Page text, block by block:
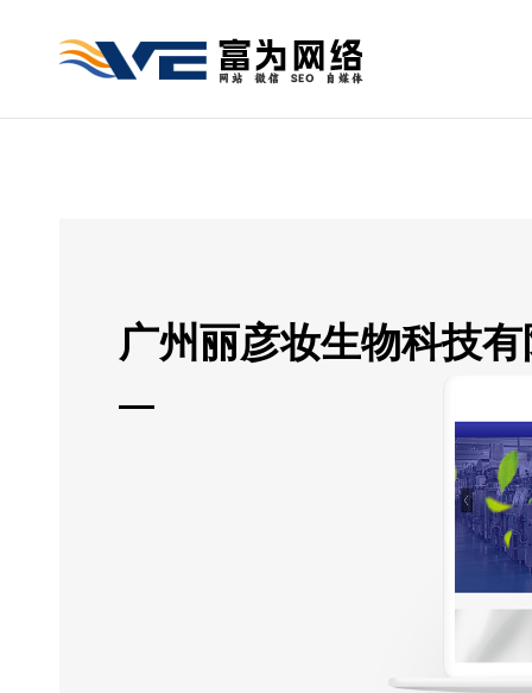
广州丽彦妆生物科技